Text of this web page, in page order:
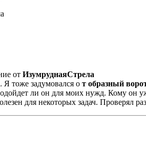
от ИзумруднаяСтрела
Я тоже задумовался о т образный
ли он для моих нужд. Кому он
для некоторых задач. Проверял